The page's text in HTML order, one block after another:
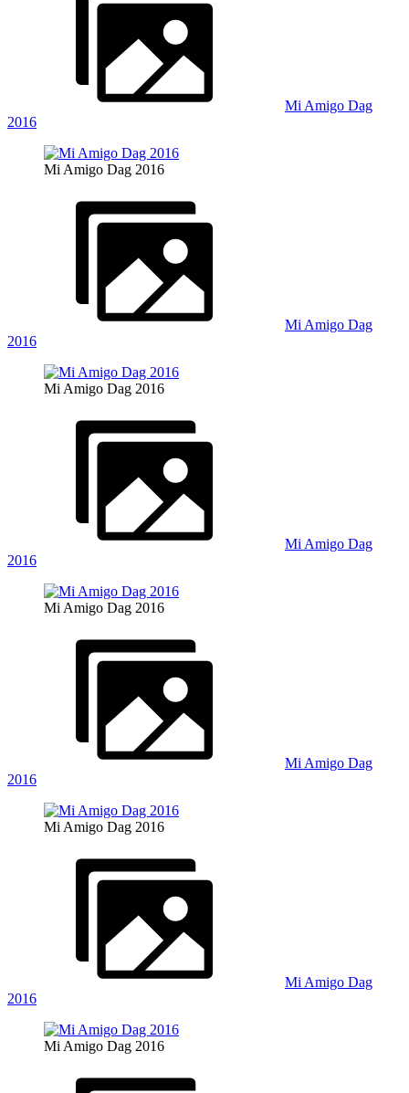
Mi Amigo Dag
2016
Mi Amigo Dag 2016
Mi Amigo Dag
2016
Mi Amigo Dag 2016
Mi Amigo Dag
2016
Mi Amigo Dag 2016
Mi Amigo Dag
2016
Mi Amigo Dag 2016
Mi Amigo Dag
2016
Mi Amigo Dag 2016